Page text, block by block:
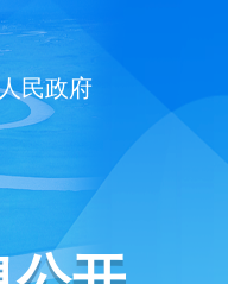
民政府